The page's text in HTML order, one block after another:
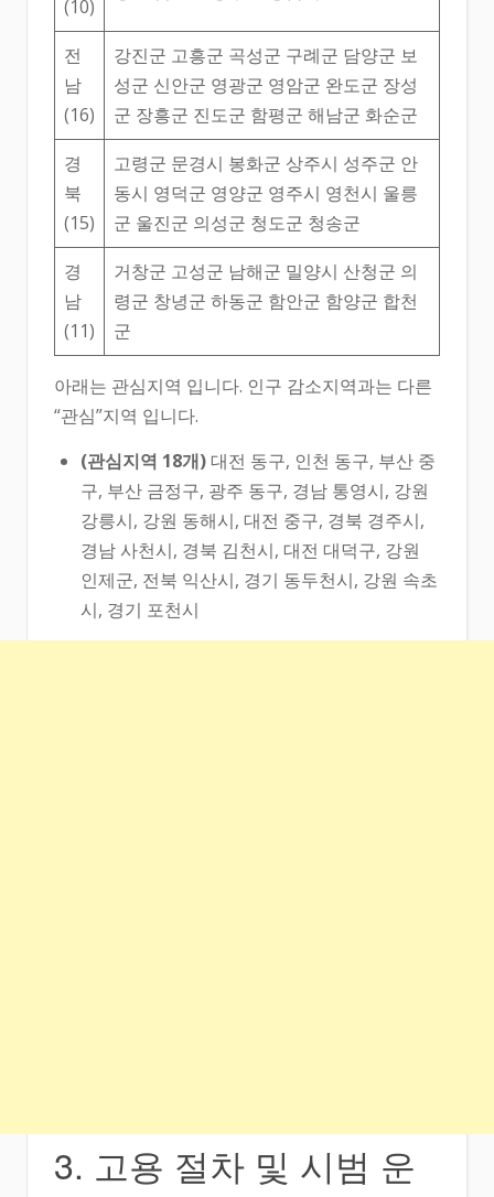
(10)
전
남
(16)
강진군 고흥군 곡성군 구례군 담양군 보
성군 신안군 영광군 영암군 완도군 장성
군 장흥군 진도군 함평군 해남군 화순군
경
북
(15)
고령군 문경시 봉화군 상주시 성주군 안
동시 영덕군 영양군 영주시 영천시 울릉
군 울진군 의성군 청도군 청송군
경
남
(11)
거창군 고성군 남해군 밀양시 산청군 의
령군 창녕군 하동군 함안군 함양군 합천
군
아래는 관심지역 입니다. 인구 감소지역과는 다른
“관심”지역 입니다.
(관심지역 18개)대전 동구, 인천 동구, 부산 중
구, 부산 금정구, 광주 동구, 경남 통영시, 강원
강릉시, 강원 동해시, 대전 중구, 경북 경주시,
경남 사천시, 경북 김천시, 대전 대덕구, 강원
인제군, 전북 익산시, 경기 동두천시, 강원 속초
시, 경기 포천시
3. 고용 절차 및 시범 운